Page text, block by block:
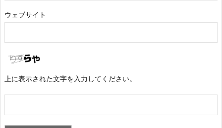
ウェブサイト
上に表示された文字を入力してください。